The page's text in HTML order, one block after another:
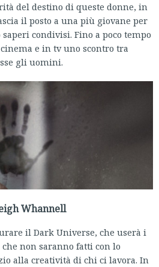
del destino di queste donne, in
il posto a una più giovane per
condivisi. Fino a poco tempo
e in tv uno scontro tra
gli uomini.
Whannell
il Dark Universe, che userà i
non saranno fatti con lo
alla creatività di chi ci lavora. In